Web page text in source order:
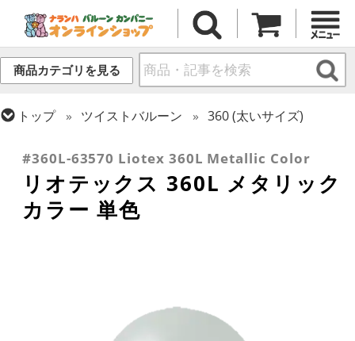
商品カテゴリを見る
トップ ツイストバルーン
360 (太いサイズ)
#360L-63570 Liotex 360L Metallic Color
リオテックス 360L メタリック
カラー 単色